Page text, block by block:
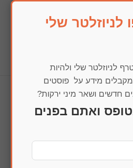
לניוזלטר שלי
לניוזלטר שלי ולהיות
מידע על פוסטים
חדשים ושאר מיני ירקות?
ואתם בפנים